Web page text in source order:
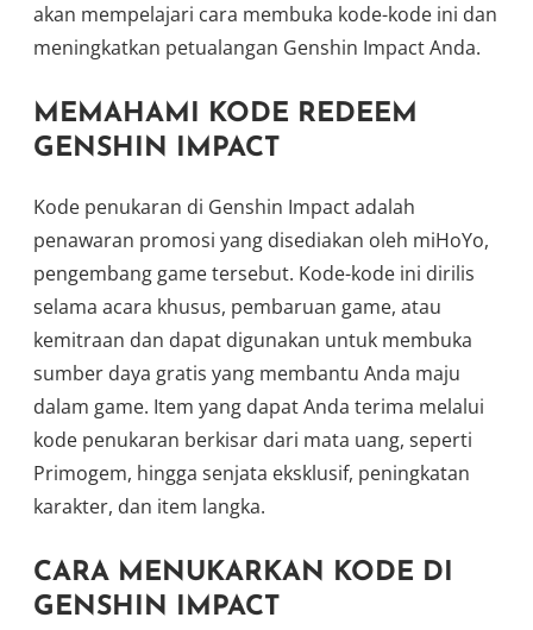
akan mempelajari cara membuka kode-kode ini dan
meningkatkan petualangan Genshin Impact Anda.
MEMAHAMI KODE REDEEM
GENSHIN IMPACT
Kode penukaran di Genshin Impact adalah
penawaran promosi yang disediakan oleh miHoYo,
pengembang game tersebut. Kode-kode ini dirilis
selama acara khusus, pembaruan game, atau
kemitraan dan dapat digunakan untuk membuka
sumber daya gratis yang membantu Anda maju
dalam game. Item yang dapat Anda terima melalui
kode penukaran berkisar dari mata uang, seperti
Primogem, hingga senjata eksklusif, peningkatan
karakter, dan item langka.
CARA MENUKARKAN KODE DI
GENSHIN IMPACT